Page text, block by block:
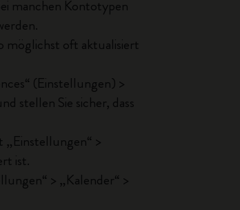
manchen Kontotypen
möglichst oft aktualisiert
(Einstellungen) >
stellen Sie sicher, dass
„Einstellungen“ >
ist.
> „Kalender“ >